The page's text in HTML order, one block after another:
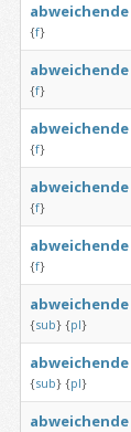
abweichende
{f}
abweichende
{f}
abweichende
{f}
abweichende
{f}
abweichende
{f}
abweichende
{sub} {pl}
abweichende
{sub} {pl}
abweichende